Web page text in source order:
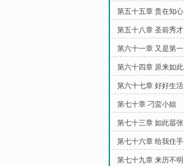
第五十五章 贵在知心
第五十八章 圣前秀才
第六十一章 又是第一
第六十四章 原来如此
第六十七章 好好生活
第七十章 刁蛮小姐
第七十三章 如此嚣张
第七十六章 给我住手
第七十九章 来历不明